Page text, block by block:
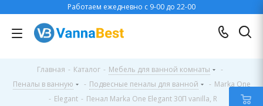
Работаем ежедневно с 9-00 до 22-00
Главная - Каталог - Мебель для ванной комнаты
-
Пеналы в ванную
- Подвесные пеналы для ванной - Marka One
- Elegant - Пенал Marka One Elegant 30П vanilla, R